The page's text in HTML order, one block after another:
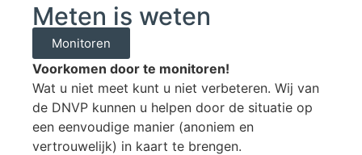
Meten is weten
Monitoren
Voorkomen door te monitoren!
Wat u niet meet kunt u niet verbeteren. Wij van
de DNVP kunnen u helpen door de situatie op
een eenvoudige manier (anoniem en
vertrouwelijk) in kaart te brengen.